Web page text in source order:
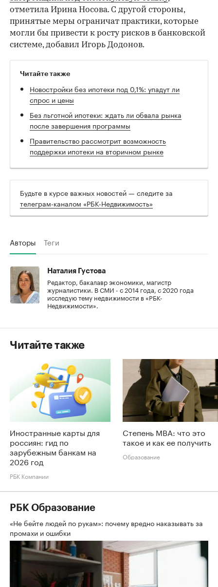
отметила Ирина Носова. С другой стороны,
принятые меры ограничат практики, которые
могли бы привести к росту рисков в банковской
системе, добавил Игорь Додонов.
Читайте также
Новостройки без ипотеки под 0,1%: упадут ли
спрос и цены
Без льготной ипотеки: ждать ли обвала рынка
после завершения программы
Правительство рассмотрит возможность
поддержки ипотеки на вторичном рынке
Будьте в курсе важных новостей — следите за
телеграм-каналом «РБК-Недвижимость»
Авторы Теги
Наталия Густова
Редактор, бакалавр экономики, магистр
журналистики. В СМИ - с 2014 года, с 2020 года
исследую тему недвижимости в «РБК-
Недвижимости».
Читайте также
Иностранные карты для
россиян: гид по
зарубежным банкам на
2026 год
РБК Компании
Степень MBA: что это
такое и как ее получить
Образование
РБК Образование
«Не бейте людей по рукам»: почему вредно наказывать за
промахи и ошибки